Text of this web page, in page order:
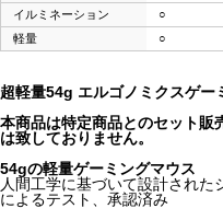
イルミネーション
○
軽量
○
超軽量54g エルゴノミクスゲー
本商品は特定商品とのセット販
は致しておりません。
54gの軽量ゲーミングマウス
人間工学に基づいて設計され
によるテスト、承認済み